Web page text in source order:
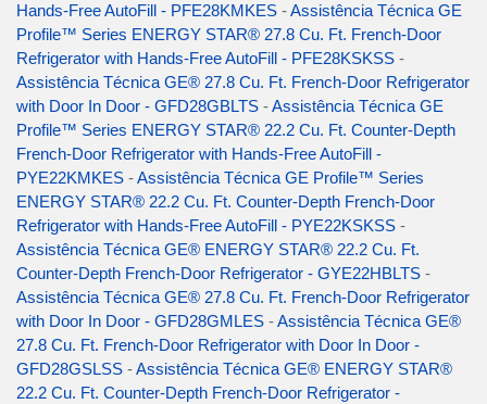
Hands-Free AutoFill - PFE28KMKES -Assistência Técnica GE
Profile™ Series ENERGY STAR® 27.8 Cu. Ft. French-Door
Refrigerator with Hands-Free AutoFill - PFE28KSKSS -
Assistência Técnica GE® 27.8 Cu. Ft. French-Door Refrigerator
with Door In Door - GFD28GBLTS -Assistência Técnica GE
Profile™ Series ENERGY STAR® 22.2 Cu. Ft. Counter-Depth
French-Door Refrigerator with Hands-Free AutoFill -
PYE22KMKES -Assistência Técnica GE Profile™ Series
ENERGY STAR® 22.2 Cu. Ft. Counter-Depth French-Door
Refrigerator with Hands-Free AutoFill - PYE22KSKSS -
Assistência Técnica GE® ENERGY STAR® 22.2 Cu. Ft.
Counter-Depth French-Door Refrigerator - GYE22HBLTS -
Assistência Técnica GE® 27.8 Cu. Ft. French-Door Refrigerator
with Door In Door - GFD28GMLES -Assistência Técnica GE®
27.8 Cu. Ft. French-Door Refrigerator with Door In Door -
GFD28GSLSS -Assistência Técnica GE® ENERGY STAR®
22.2 Cu. Ft. Counter-Depth French-Door Refrigerator -